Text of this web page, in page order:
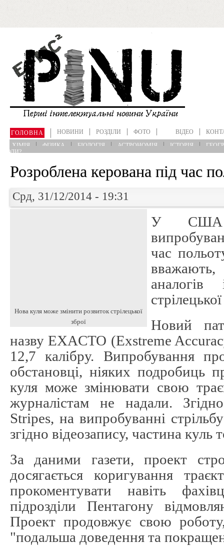
Перейти до основного матеріалу
ГОЛОВНА НОВИНИ
РОЗДІЛИ
ХІМІЯ
ФІЗИКА БІОЛОГІЯ АСТРОНОМІЯ ІСТОРІЯ
ФОТО ВІДЕО
Розроблена керована під час
Срд, 31/12/2014 - 19:31
Нова куля може змінити розвиток стрілецької
зброї
У США
час
Новий
назву EXACTO (Exstreme
12,7 калібру. Випробування
обстановці, ніяких подробиць
куля може змінювати свою
журналістам не надали.
Stripes, на випробуванні
згідно відеозапису, частина куль
За даними газети, проект
досягається коригування
прокоментувати навіть
підрозділи Пентагону
Проект продовжує свою
"подальша доведення та